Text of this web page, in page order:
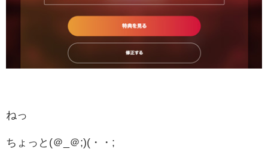
ねっ
ちょっと(＠_＠;)(・・;